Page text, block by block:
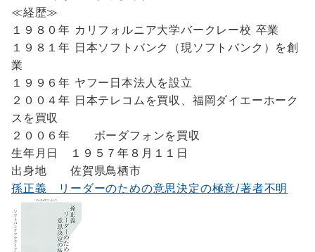
≪経歴≫
１９８０年 カリフォルニア大学バークレー校 卒業
１９８１年 日本ソフトバンク（現ソフトバンク）を創
業
１９９６年 ヤフー日本法人を設立
２００４年 日本テレコムを買収、福岡ダイエーホーク
スを買収
２００６年 ボーダフォンを買収
生年月日 １９５７年８月１１日
出身地 佐賀県鳥栖市
孫正義 リーダーのための意思決定の極意/著者不明